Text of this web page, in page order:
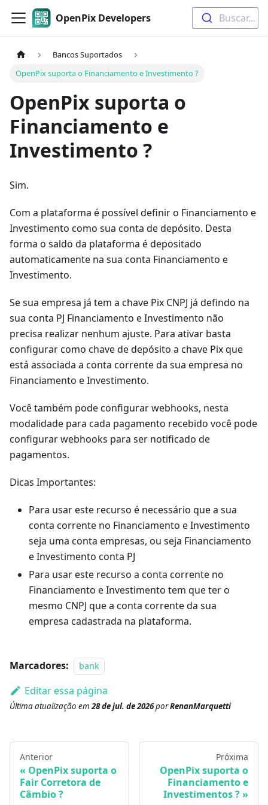
OpenPix Developers Buscar...
Bancos Suportados
OpenPix suporta o Financiamento e Investimento ?
OpenPix suporta o
Financiamento e
Investimento ?
Sim.
Com a plataforma é possível definir o Financiamento e
Investimento como sua conta de depósito. Desta
forma o saldo da plataforma é depositado
automaticamente na sua conta Financiamento e
Investimento.
Se sua empresa já tem a chave Pix CNPJ já defindo na
sua conta PJ Financiamento e Investimento não
precisa realizar nenhum ajuste. Para ativar basta
configurar como chave de depósito a chave Pix que
está associada a conta corrente da sua empresa no
Financiamento e Investimento.
Você também pode configurar webhooks, nesta
modalidade para cada pagamento recebido você pode
configurar webhooks para ser notificado de
pagamentos.
Dicas Importantes:
Para usar este recurso é necessário que a sua
conta corrente no Financiamento e Investimento
seja uma conta empresas, ou seja Financiamento
e Investimento conta PJ
Para usar este recurso a conta corrente no
Financiamento e Investimento tem que ter o
mesmo CNPJ que a conta corrente da sua
empresa cadastrada na plataforma.
Marcadores: bank
Editar essa página
Última atualização em28 de jul. de 2026porRenanMarquetti
Anterior
OpenPix suporta o
Fair Corretora de
Câmbio ?
Próxima
OpenPix suporta o
Financiamento e
Investimentos ?